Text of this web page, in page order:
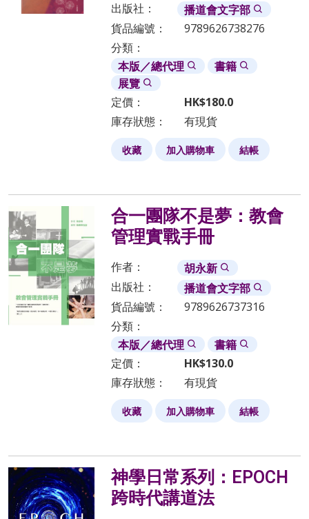
出版社：
播道會文字部
貨品編號：
9789626738276
分類：
本版／總代理
書籍
展覽
定價：
HK$180.0
庫存狀態：
有現貨
收藏 加入購物車 結帳
合一團隊不是夢：教會
管理實戰手冊
作者：
胡永新
出版社：
播道會文字部
貨品編號：
9789626737316
分類：
本版／總代理
書籍
定價：
HK$130.0
庫存狀態：
有現貨
收藏 加入購物車 結帳
神學日常系列：EPOCH
跨時代講道法